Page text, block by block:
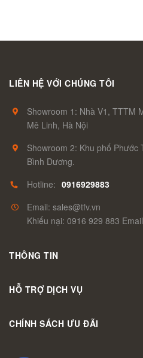
LIÊN HỆ VỚI CHÚNG TÔI
Showroom 1: Nhà V1, TTTM
Mê Linh, Hà Nội
Showroom 2: Khu phố Phước
Bình Dương.
Hotline: 0916929883
Email: sales@tfv.vn
Khiếu nại: 0916 929 883
THÔNG TIN
HỖ TRỢ DỊCH VỤ
CHÍNH SÁCH ƯU ĐÃI